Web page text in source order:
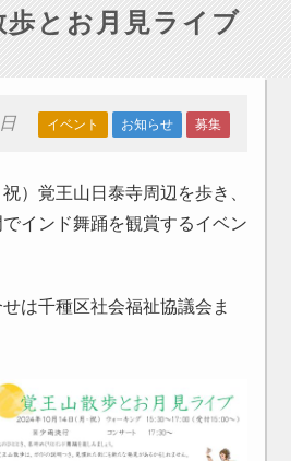
歩とお月見ライブ
イベント お知らせ 募集
）覚王山日泰寺周辺を歩き、
インド舞踊を観賞するイベン
は千種区社会福祉協議会ま